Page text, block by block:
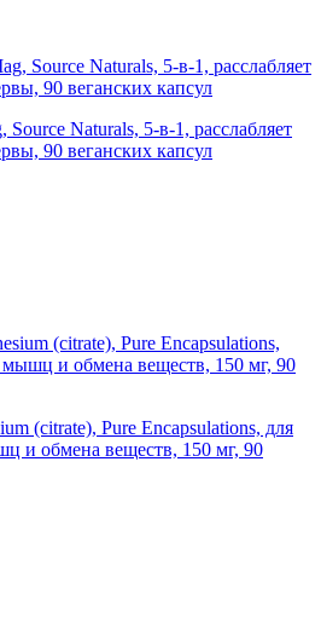
Naturals, 5-в-1, расслабляет
90 веганских капсул
(citrate), Pure Encapsulations, для
и обмена веществ, 150 мг, 90